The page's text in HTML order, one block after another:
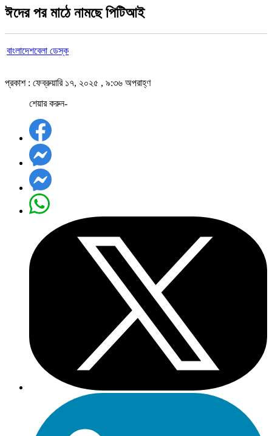
ঈদের পর মাঠে নামছে পিটিআই
বাংলাদেশবেলা ডেস্ক
প্রকাশ : ফেব্রুয়ারি ১৭, ২০২৫ , ৯:৩৬ অপরাহ্ণ
শেয়ার করুন-